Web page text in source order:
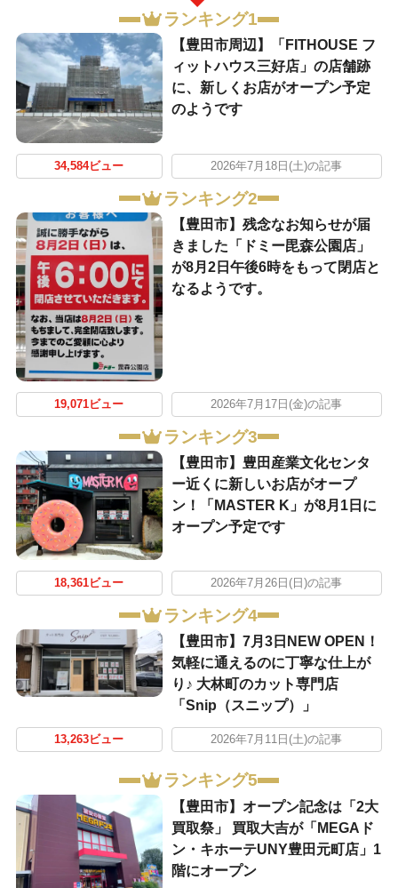
ランキング1
【豊田市周辺】「FITHOUSE フ
ィットハウス三好店」の店舗跡
に、新しくお店がオープン予定
のようです
34,584ビュー 2026年7月18日(土)の記事
ランキング2
【豊田市】残念なお知らせが届
きました「ドミー毘森公園店」
が8月2日午後6時をもって閉店と
なるようです。
19,071ビュー 2026年7月17日(金)の記事
ランキング3
【豊田市】豊田産業文化センタ
ー近くに新しいお店がオープ
ン！「MASTER K」が8月1日に
オープン予定です
18,361ビュー 2026年7月26日(日)の記事
ランキング4
【豊田市】7月3日NEW OPEN！
気軽に通えるのに丁寧な仕上が
り♪ 大林町のカット専門店
「Snip（スニップ）」
13,263ビュー 2026年7月11日(土)の記事
ランキング5
【豊田市】オープン記念は「2大
買取祭」 買取大吉が「MEGAド
ン・キホーテUNY豊田元町店」1
階にオープン